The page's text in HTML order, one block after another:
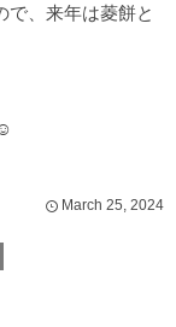
で、来年は菱餅と
March 25, 2024